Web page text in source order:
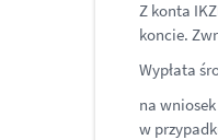
Z konta
koncie.
Wypłata
na
w